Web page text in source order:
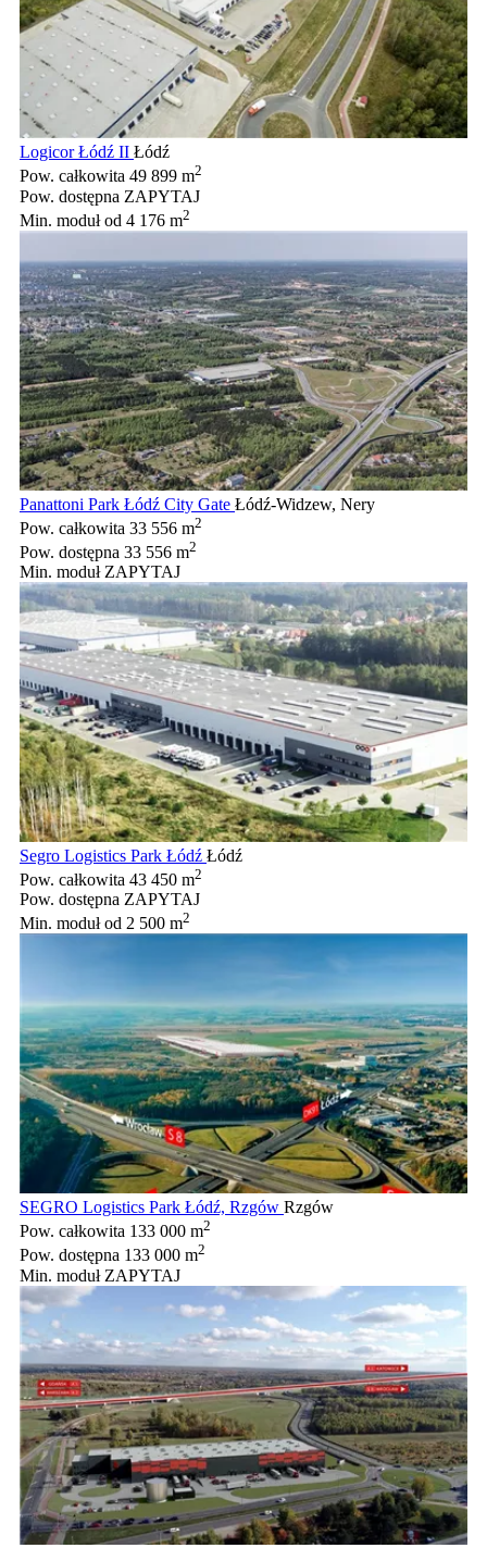
Logicor Łódź II Łódź
Pow. całkowita 49 899 m2
Pow. dostępna ZAPYTAJ
Min. modułod 4 176 m2
Panattoni Park Łódź City Gate Łódź-Widzew, Nery
Pow. całkowita 33 556 m2
Pow. dostępna 33 556 m2
Min. moduł ZAPYTAJ
Segro Logistics Park Łódź Łódź
Pow. całkowita 43 450 m2
Pow. dostępna ZAPYTAJ
Min. modułod 2 500 m2
SEGRO Logistics Park Łódź, Rzgów Rzgów
Pow. całkowita 133 000 m2
Pow. dostępna 133 000 m2
Min. moduł ZAPYTAJ